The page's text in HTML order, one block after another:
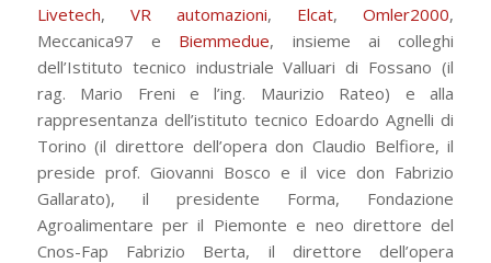
Livetech, VR automazioni, Elcat,Omler2000,
Meccanica97 e Biemmedue, insieme ai colleghi
dell’Istituto tecnico industriale Valluari di Fossano (il
rag. Mario Freni e l’ing. Maurizio Rateo) e alla
rappresentanza dell’istituto tecnico Edoardo Agnelli di
Torino (il direttore dell’opera don Claudio Belfiore, il
preside prof. Giovanni Bosco e il vice don Fabrizio
Gallarato), il presidente Forma, Fondazione
Agroalimentare per il Piemonte e neo direttore del
Cnos-Fap Fabrizio Berta, il direttore dell’opera